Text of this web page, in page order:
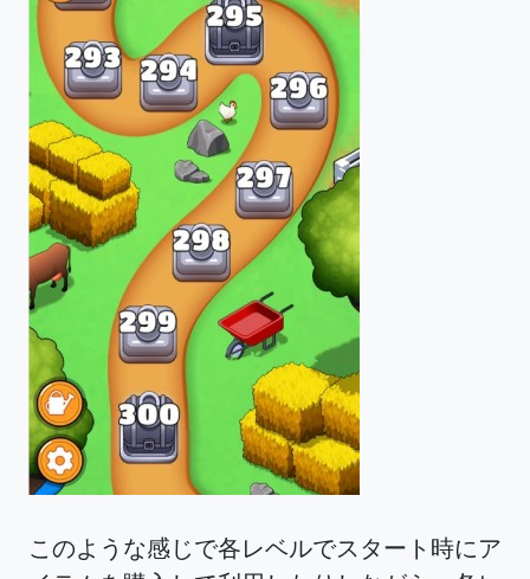
このような感じで各レベルでスタート時にア